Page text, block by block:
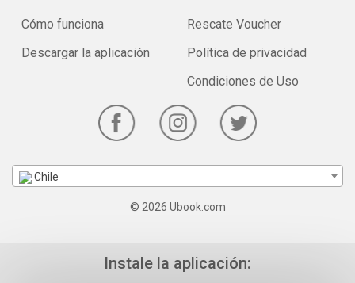
Cómo funciona
Descargar la aplicación
Rescate Voucher
Política de privacidad
Condiciones de Uso
Chile
© 2026 Ubook.com
Instale la aplicación: